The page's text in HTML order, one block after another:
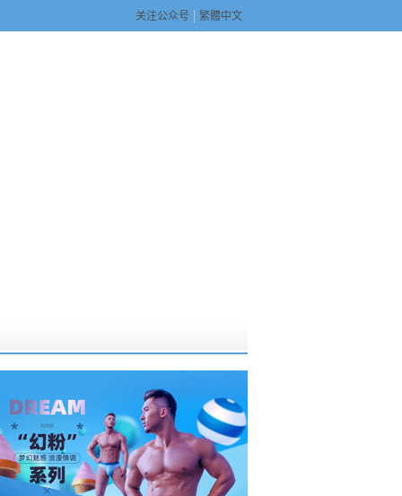
关注公众号 繁體中文